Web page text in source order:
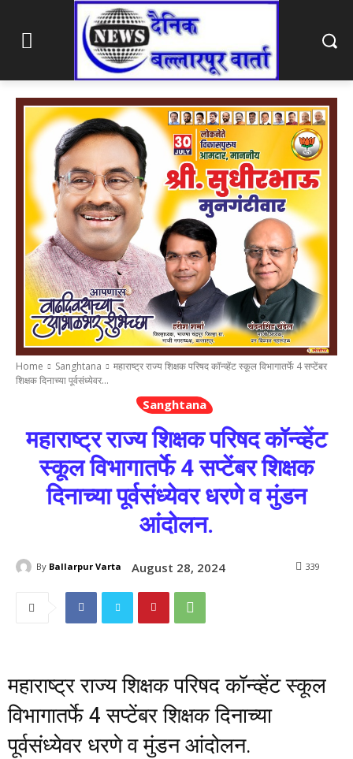
Home Sanghtana
महाराष्ट्र राज्य शिक्षक परिषद कॉन्व्हेंट स्कूल विभागातर्फे 4 सप्टेंबर
शिक्षक दिनाच्या पूर्वसंध्येवर...
Sanghtana
महाराष्ट्र राज्य शिक्षक परिषद कॉन्व्हेंट
स्कूल विभागातर्फे 4 सप्टेंबर शिक्षक
दिनाच्या पूर्वसंध्येवर धरणे व मुंडन
आंदोलन.
By Ballarpur Varta August 28, 2024 339
महाराष्ट्र राज्य शिक्षक परिषद कॉन्व्हेंट स्कूल
विभागातर्फे 4 सप्टेंबर शिक्षक दिनाच्या
पूर्वसंध्येवर धरणे व मुंडन आंदोलन.